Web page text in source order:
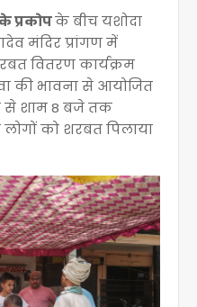
प्रकोपके बीच यशोदा
मंदिर प्रांगण में
वितरण कार्यक्रम
की भावना से आयोजित
से शाम 8 बजे तक
लोगों को शरबत पिलाया